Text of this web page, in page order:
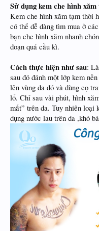
Sử dụng kem che hình
Kem che hình xăm tạm thời
có thể dễ dàng tìm mua ở
bạn che hình xăm nhanh
đoạn quá cầu kì.
Cách thực hiện như sau:
sau đó đánh một lớp kem
lên vùng da đó và dùng cọ
lổ. Chỉ sau vài phút, hình
mất” trên da. Tuy nhiên loại
dụng nước lau trên da ,khó